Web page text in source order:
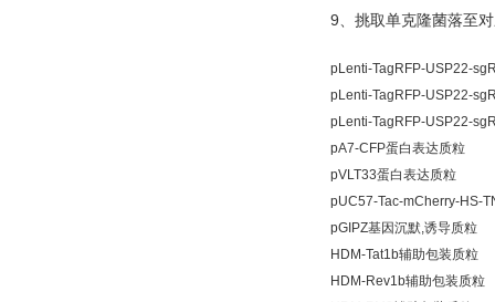
9、挑取单克隆菌落至
pLenti-TagRFP-USP22-
pLenti-TagRFP-USP22-
pLenti-TagRFP-USP22-
pA7-CFP蛋白表达质粒
pVLT33蛋白表达质粒
pUC57-Tac-mCherry-HS-
pGIPZ基因沉默,诱导质粒
HDM-Tat1b辅助包装质粒
HDM-Rev1b辅助包装质粒